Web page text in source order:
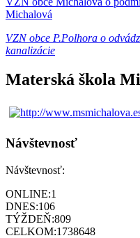
Michalová
VZN obce P.Polhora o
kanalizácie
Materská škola
Návštevnosť
Návštevnosť:
ONLINE:1
DNES:106
TÝŽDEŇ:809
CELKOM:1738648